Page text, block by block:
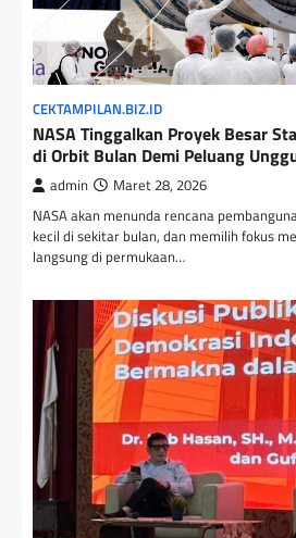
CEKTAMPILAN.BIZ.ID
NASA Tinggalkan Proyek Besar
di Orbit Bulan Demi Peluang
admin Maret 28, 2026
NASA akan menunda rencana
kecil di sekitar bulan, dan memilih fokus
langsung di permukaan…